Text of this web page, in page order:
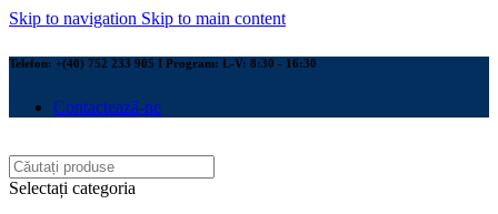
Skip to navigation Skip to main content
Telefon: +(40) 752 233 905 I Program: L-V: 8:30 - 16:30
Contactează-ne
Selectați categoria